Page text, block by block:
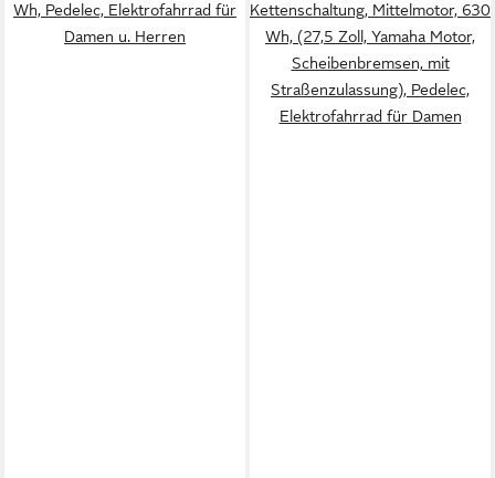
Wh, Pedelec, Elektrofahrrad für
Damen u. Herren
Kettenschaltung, Mittelmotor, 630
Wh, (27,5 Zoll, Yamaha Motor,
Scheibenbremsen, mit
Straßenzulassung), Pedelec,
Elektrofahrrad für Damen